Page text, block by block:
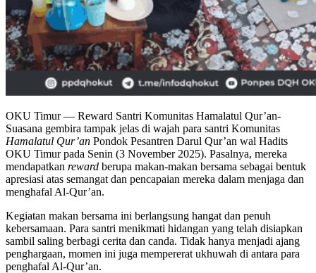
OKU Timur — Reward Santri Komunitas Hamalatul Qur’an-
Suasana gembira tampak jelas di wajah para santri Komunitas
Hamalatul Qur’anPondok Pesantren Darul Qur’an wal Hadits
OKU Timur pada Senin (3 November 2025). Pasalnya, mereka
mendapatkanrewardberupa makan-makan bersama sebagai bentuk
apresiasi atas semangat dan pencapaian mereka dalam menjaga dan
Kegiatan makan bersama ini berlangsung hangat dan penuh
kebersamaan. Para santri menikmati hidangan yang telah disiapkan
sambil saling berbagi cerita dan canda. Tidak hanya menjadi ajang
penghargaan, momen ini juga mempererat ukhuwah di antara para